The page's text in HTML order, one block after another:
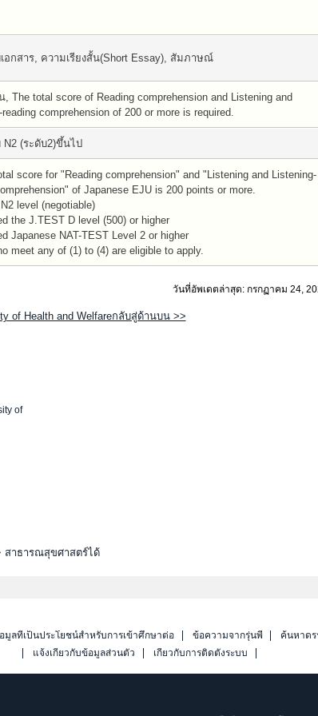
อกสาร, ความเรียงสั้น(Short Essay), สัมภาษณ์
The total score of Reading comprehension and Listening and
reading comprehension of 200 or more is required.
(ระดับ2)ขึ้นไป
score for "Reading comprehension" and "Listening and Listening-
of Japanese EJU is 200 points or more.
level (negotiable)
the J.TEST D level (500) or higher
Japanese NAT-TEST Level 2 or higher
meet any of (1) to (4) are eligible to apply.
วันที่อัพเดตล่าสุด: กรกฏาคม 24,
of Health and Welfareกลับสู่ด้านบน >>
of
สาธารณสุขศาสตร์ได้
มูลที่เป็นประโยชน์สำหรับการเข้าศึกษาต่อ ข้อความจากรุ่นพี่
ค้นหาด
แจ้งเกี่ยวกับข้อมูลส่วนตัว
เกี่ยวกับการติดตั้งระบบ